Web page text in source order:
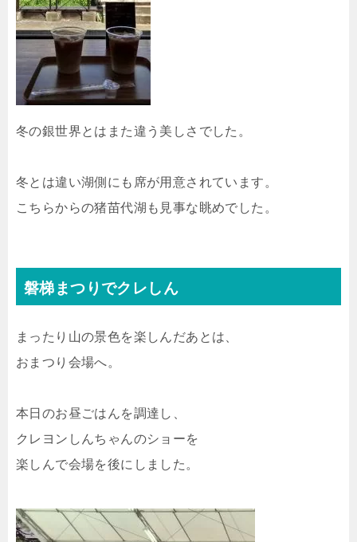
冬の銀世界とはまた違う美しさでした。
冬とは違い湖側にも席が用意されています。
こちらからの猪苗代湖も見事な眺めでした。
磐梯まつりでクレしん
まったり山の景色を楽しんだあとは、
おまつり会場へ。
本日のお昼ごはんを調達し、
クレヨンしんちゃんのショーを
楽しんで会場を後にしました。